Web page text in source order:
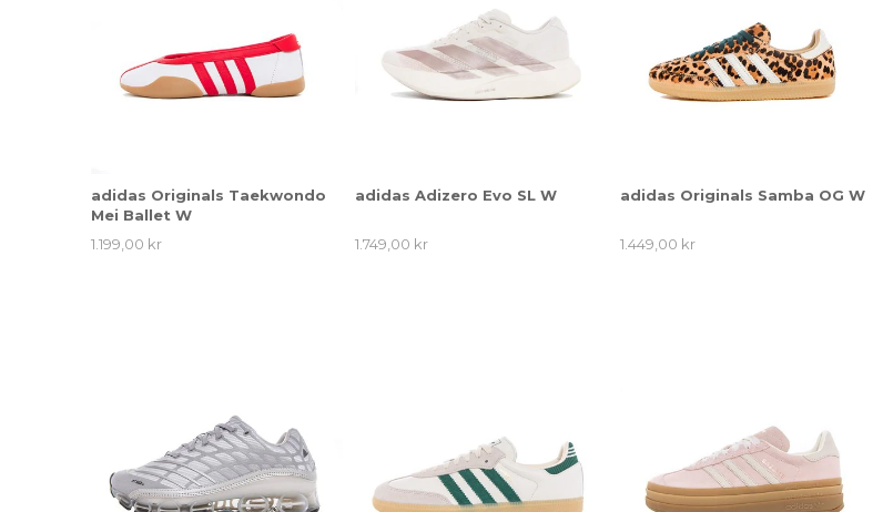
adidas Originals Taekwondo
Mei Ballet W
1.199,00 kr
adidas Adizero Evo SL W
1.749,00 kr
adidas Originals Samba OG W
1.449,00 kr